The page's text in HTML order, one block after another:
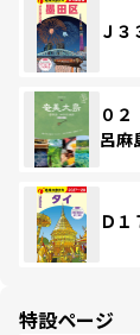
Ｊ
０
呂麻
Ｄ
特設ページ